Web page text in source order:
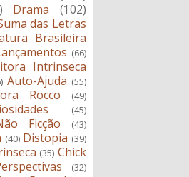
Drama
(102)
das Letras
Brasileira
(66)
Intrinseca
Auto-Ajuda (55)
Rocco (49)
(45)
Ficção (43)
(40) Distopia (39)
(35) Chick
(32)